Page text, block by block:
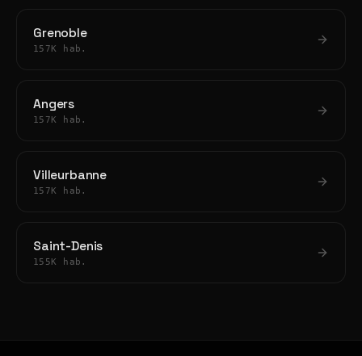
Grenoble
157K hab.
Angers
157K hab.
Villeurbanne
157K hab.
Saint-Denis
155K hab.